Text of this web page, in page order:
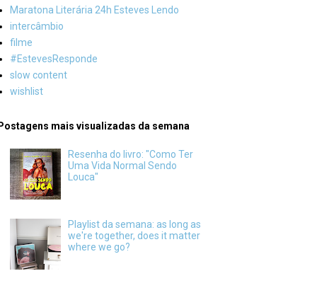
Maratona Literária 24h Esteves Lendo
intercâmbio
filme
#EstevesResponde
slow content
wishlist
Postagens mais visualizadas da semana
Resenha do livro: "Como Ter
Uma Vida Normal Sendo
Louca"
Playlist da semana: as long as
we're together, does it matter
where we go?